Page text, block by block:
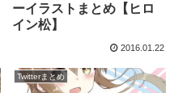
ーイラストまとめ【ヒロ
イン松】
2016.01.22
Twitterまとめ